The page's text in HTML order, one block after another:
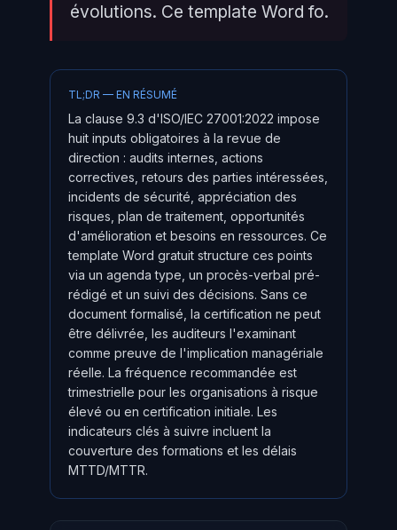
évolutions. Ce template Word fo.
TL;DR — EN RÉSUMÉ
La clause 9.3 d'ISO/IEC 27001:2022 impose
huit inputs obligatoires à la revue de
direction : audits internes, actions
correctives, retours des parties intéressées,
incidents de sécurité, appréciation des
risques, plan de traitement, opportunités
d'amélioration et besoins en ressources. Ce
template Word gratuit structure ces points
via un agenda type, un procès-verbal pré-
rédigé et un suivi des décisions. Sans ce
document formalisé, la certification ne peut
être délivrée, les auditeurs l'examinant
comme preuve de l'implication managériale
réelle. La fréquence recommandée est
trimestrielle pour les organisations à risque
élevé ou en certification initiale. Les
indicateurs clés à suivre incluent la
couverture des formations et les délais
MTTD/MTTR.